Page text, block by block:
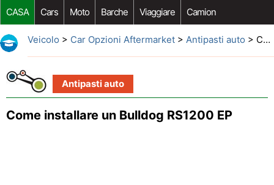
CASA Cars Moto Barche Viaggiare Camion
Riparazione Auto Acquisto Auto Car Opzioni Aftermarket
Veicolo > Car Opzioni Aftermarket> Antipasti auto > Come installare un Bulldog RS1200 EP
Antipasti auto
Come installare un Bulldog RS1200 EP